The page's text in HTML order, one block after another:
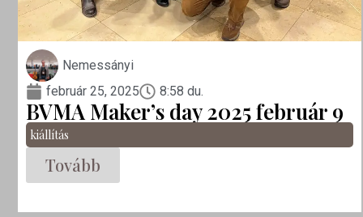
Nemessányi
február 25, 2025
8:58 du.
BVMA Maker’s day 2025 február 9
kiállítás
Tovább